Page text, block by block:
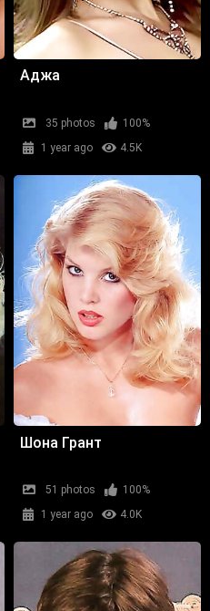
Аджа
35 photos
100%
1 year ago
4.5K
Шона Грант
51 photos
100%
1 year ago
4.0K